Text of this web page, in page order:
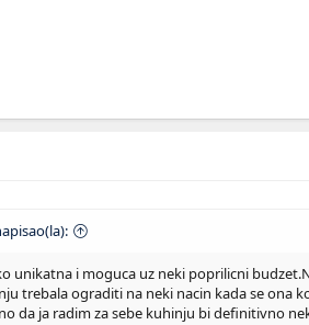
unikatna i moguca uz neki poprilicni
trebala ograditi na neki nacin kada se ona
da ja radim za sebe kuhinju bi definitivno